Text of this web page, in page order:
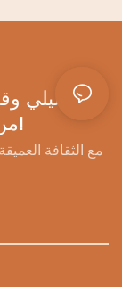
اختار ليلي
من مستحضرات التجميل!
مع الثقافة